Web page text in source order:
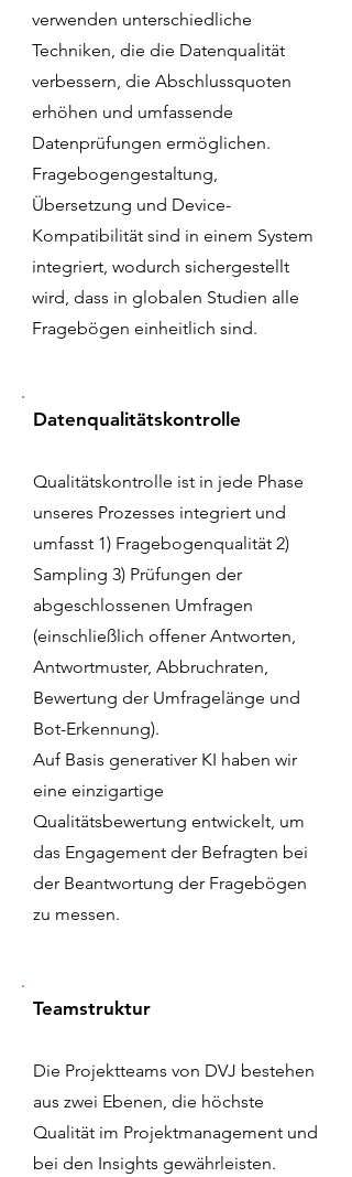
verwenden unterschiedliche
Techniken, die die Datenqualität
verbessern, die Abschlussquoten
erhöhen und umfassende
Datenprüfungen ermöglichen.
Fragebogengestaltung,
Übersetzung und Device-
Kompatibilität sind in einem System
integriert, wodurch sichergestellt
wird, dass in globalen Studien alle
Fragebögen einheitlich sind.
Datenqualitätskontrolle
Qualitätskontrolle ist in jede Phase
unseres Prozesses integriert und
umfasst 1) Fragebogenqualität 2)
Sampling 3) Prüfungen der
abgeschlossenen Umfragen
(einschließlich offener Antworten,
Antwortmuster, Abbruchraten,
Bewertung der Umfragelänge und
Bot-Erkennung).
Auf Basis generativer KI haben wir
eine einzigartige
Qualitätsbewertung entwickelt, um
das Engagement der Befragten bei
der Beantwortung der Fragebögen
zu messen.
Teamstruktur
Die Projektteams von DVJ bestehen
aus zwei Ebenen, die höchste
Qualität im Projektmanagement und
bei den Insights gewährleisten.